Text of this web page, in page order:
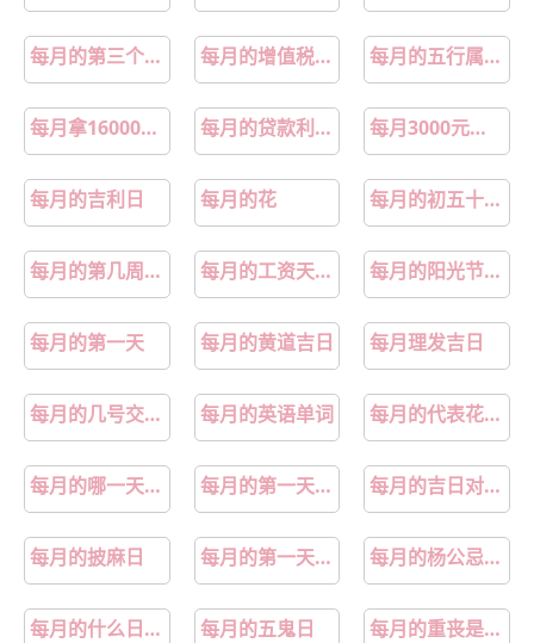
每月的第三个周五期权到期日 每月的增值税需要计提吗 每月的五行属性是什么
每月拿16000元退休金的是什么人 每月的贷款利息最后一天算不算 每月3000元退休金是什么档次
每月的吉利日 每月的花 每月的初五十四廿三是什么日子
每月的第几周是怎么划分的 每月的工资天数算法 每月的阳光节日是哪天
每月的第一天 每月的黄道吉日 每月理发吉日
每月的几号交社保 每月的英语单词 每月的代表花是什么
每月的哪一天是阳公日 每月的第一天文案 每月的吉日对照表
每月的披麻日 每月的第一天祝福语 每月的杨公忌是哪天
每月的什么日子剪头发最好 每月的五鬼日 每月的重丧是哪几天